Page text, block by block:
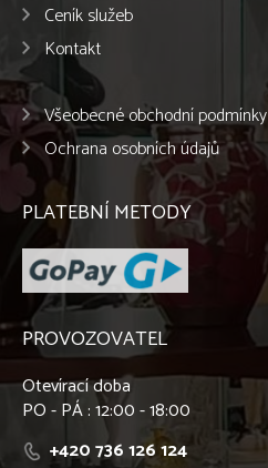
Ceník služeb
Kontakt
Všeobecné obchodní podmínky
Ochrana osobních údajů
PLATEBNÍ METODY
PROVOZOVATEL
Otevírací doba
PO - PÁ : 12:00 - 18:00
+420 736 126 124